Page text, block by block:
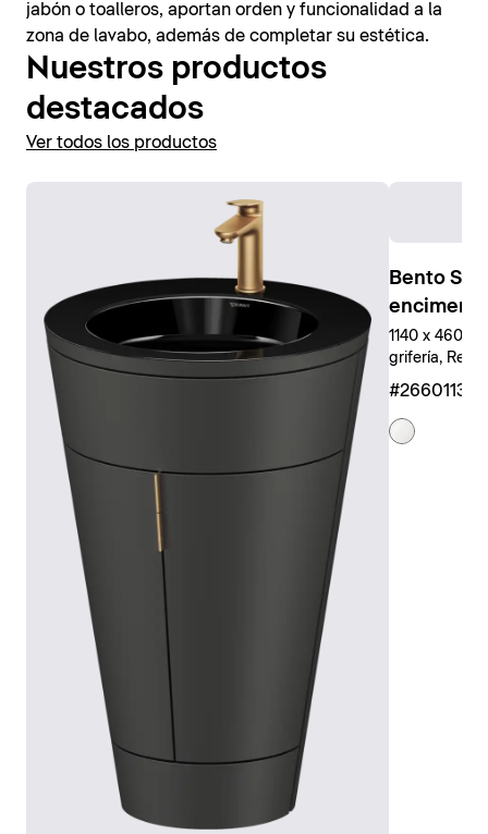
jabón o toalleros, aportan orden y funcionalidad a la
zona de lavabo, además de completar su estética.
Nuestros productos
destacados
Ver todos los productos
Bento
encimera
1140 x 460
grifería,